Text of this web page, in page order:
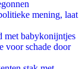
mening, laat
met babykonijntjes
voor schade door